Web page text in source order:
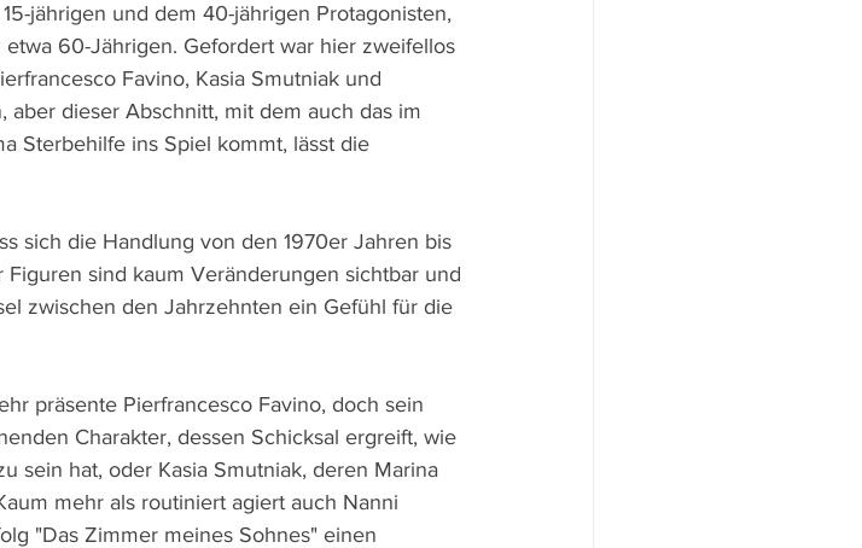
jährigen und dem 40-jährigen Protagonisten,
60-Jährigen. Gefordert war hier zweifellos
Favino, Kasia Smutniak und
dieser Abschnitt, mit dem auch das im
Sterbehilfe ins Spiel kommt, lässt die
sich die Handlung von den 1970er Jahren bis
sind kaum Veränderungen sichtbar und
zwischen den Jahrzehnten ein Gefühl für die
präsente Pierfrancesco Favino, doch sein
Charakter, dessen Schicksal ergreift, wie
sein hat, oder Kasia Smutniak, deren Marina
mehr als routiniert agiert auch Nanni
"Das Zimmer meines Sohnes" einen